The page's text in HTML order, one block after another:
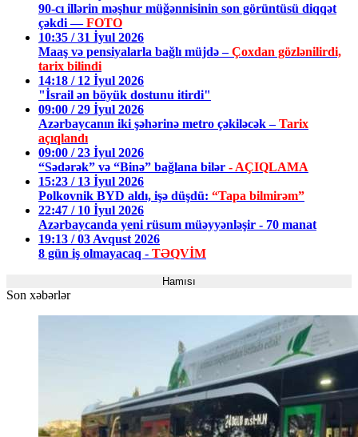
90-cı illərin məşhur müğənnisinin son görüntüsü diqqət
çəkdi —FOTO
10:35 / 31 İyul 2026
Maaş və pensiyalarla bağlı müjdə –Çoxdan gözlənilirdi,
tarix bilindi
14:18 / 12 İyul 2026
"İsrail ən böyük dostunu itirdi"
09:00 / 29 İyul 2026
Azərbaycanın iki şəhərinə metro çəkiləcək –Tarix
açıqlandı
09:00 / 23 İyul 2026
“Sədərək” və “Binə” bağlana bilər - AÇIQLAMA
15:23 / 13 İyul 2026
Polkovnik BYD aldı, işə düşdü: “Tapa bilmirəm”
22:47 / 10 İyul 2026
Azərbaycanda yeni rüsum müəyyənləşir - 70 manat
19:13 / 03 Avqust 2026
8 gün iş olmayacaq - TƏQVİM
Hamısı
Son xəbərlər